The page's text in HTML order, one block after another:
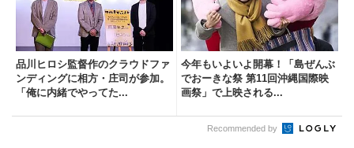
品川ヒロシ監督作のクラウドファ
ンディングに相方・庄司が参加。
「俺に内緒でやってた...
今年もいよいよ開幕！「島ぜんぶ
でおーきな祭 第11回沖縄国際映
画祭」で上映される...
Recommended by